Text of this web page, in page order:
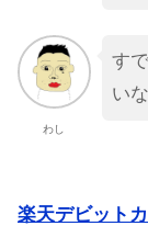
わし
す
い
楽天デビット